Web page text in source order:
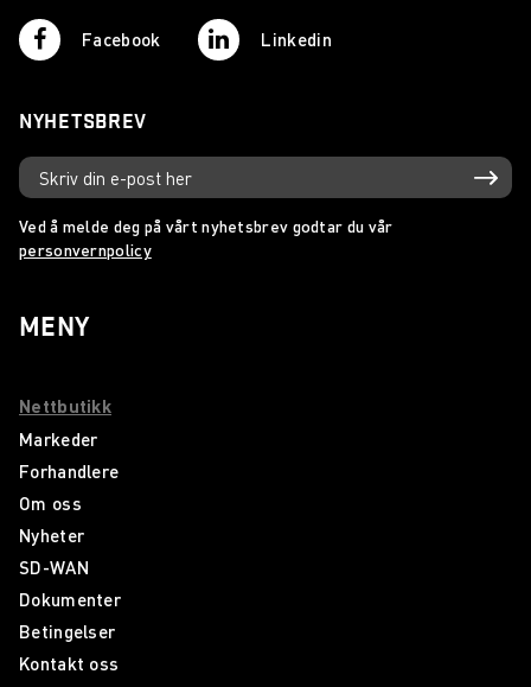
Facebook Linkedin
NYHETSBREV
Ved å melde deg på vårt nyhetsbrev godtar du vår
personvernpolicy
MENY
Nettbutikk
Markeder
Forhandlere
Om oss
Nyheter
SD-WAN
Dokumenter
Betingelser
Kontakt oss